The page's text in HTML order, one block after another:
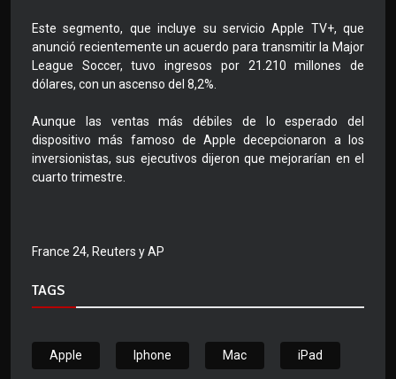
Este segmento, que incluye su servicio Apple TV+, que
anunció recientemente un acuerdo para transmitir la Major
League Soccer, tuvo ingresos por 21.210 millones de
dólares, con un ascenso del 8,2%.
Aunque las ventas más débiles de lo esperado del
dispositivo más famoso de Apple decepcionaron a los
inversionistas, sus ejecutivos dijeron que mejorarían en el
cuarto trimestre.
France 24, Reuters y AP
TAGS
Apple Iphone Mac iPad